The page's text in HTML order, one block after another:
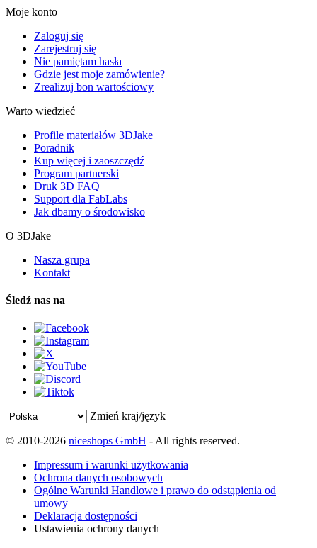
Moje konto
Zaloguj się
Zarejestruj się
Nie pamiętam hasła
Gdzie jest moje zamówienie?
Zrealizuj bon wartościowy
Warto wiedzieć
Profile materiałów 3DJake
Poradnik
Kup więcej i zaoszczędź
Program partnerski
Druk 3D FAQ
Support dla FabLabs
Jak dbamy o środowisko
O 3DJake
Nasza grupa
Kontakt
Śledź nas na
Zmień kraj/język
© 2010-2026 niceshops GmbH - All rights reserved.
Impressum i warunki użytkowania
Ochrona danych osobowych
Ogólne Warunki Handlowe i prawo do odstąpienia od
umowy
Deklaracja dostępności
Ustawienia ochrony danych